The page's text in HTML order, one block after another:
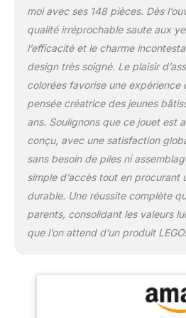
à foin
fumier
jouet
créatif
aux
pour la
simples
de
les
filles et
partir
moi avec ses 148 pièces. Dès
qualité irréprochable saute aux
l’efficacité et le charme
design très soigné. Le plaisir
colorées favorise une expérience
pensée créatrice des jeunes
ans. Soulignons que ce jouet est
conçu, avec une satisfaction
sans besoin de piles ni
simple d’accès tout en procurant
durable. Une réussite complète
parents, consolidant les valeurs
que l’on attend d’un produit LEGO.